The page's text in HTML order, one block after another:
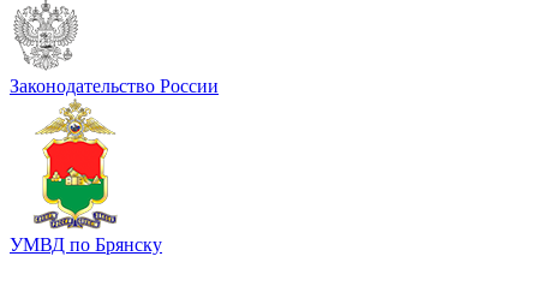
Законодательство России
УМВД по Брянску